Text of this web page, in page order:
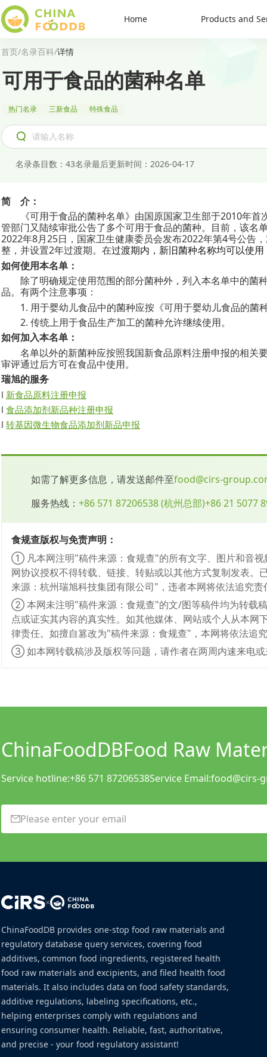
Home Products and
首页/名录百科/详情
可用于食品的菌种名单
热门名录 三新食品 特殊食品
名录条目数 ： 43名录最后更新时间 ： 2026-04-17
简
介：
《可用于食品的菌种名单》由国原国家卫生部于2010年首
管部门又陆续审批公告了多个可用于食品的菌种。目前，该名
2022年8月25日，国家卫生健康委员会发布2022年第4号公告
整，并设置2年过渡期。在过渡期内，新旧菌种名称均可以使
如何使用本名单：
除了明确规定使用范围的部分菌种外，列入本名单中的菌
品。有两个注意事项：
1. 用于婴幼儿食品中的菌种应按《可用于婴幼儿食品的菌
2. 传统上用于食品生产加工的菌种允许继续使用。
如何加入本名单：
名单以外的新菌种应按照我国新食品原料注册申报的相关
审评通过后方可在食品中使用。
瑞旭的服务
l 新食品原料注册申报
l 食品添加剂新品种注册申报
l 转基因微生物食品添加剂新品申报
如需了解更多信息，请发送邮件至food@cirs-
服务热线： +86 571 87206538(杭州总部)+86 21 5077
食规查版权与免责声明：
① 凡本网注明"稿件来源：食规查"的所有文字、图片和音
网协议授权不得转载、链接、转贴或以其他方式复制发表
来源：杭州瑞旭科技集团有限公司"，违者本网将依法追究责
② 本网未注明"稿件来源：食规查"的文/图等稿件均为转载
点或证实其内容的真实性。如其他媒体、网站或个人从本
律责任。如擅自篡改为"稿件来源：食规查"，本网将依法追
③ 如本网转载稿涉及版权等问题，请作者在两周内速来电
ChinaFoodDBFood Raw
Service hotline:+86 571 87206538Service Email:food@cirs-
×
ChinaFoodDB provides one-stop food raw materials and
regulatory database query services, covering food
additives, common food ingredients, registered health
food raw materials and excipients, and filed health food
materials. It also includes data on food safety standards,
additive regulations, labeling specifications, etc.,
helping enterprises comply with regulations and
ensuring consumer health. Reliable, fast, authoritative,
and precise - your food regulatory assistant!